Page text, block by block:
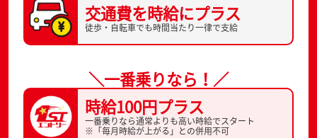
交通費を時給にプラス
徒歩・自転車でも時間当たり一律で支給
＼一番乗りなら！／
時給100円プラス
一番乗りなら通常よりも高い時給でスタート
※「毎月時給が上がる」との併用不可